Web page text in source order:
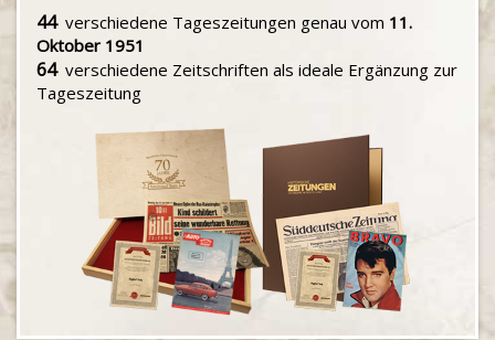
44verschiedene Tageszeitungen genau vom 11.
Oktober 1951
64verschiedene Zeitschriften als ideale Ergänzung zur
Tageszeitung